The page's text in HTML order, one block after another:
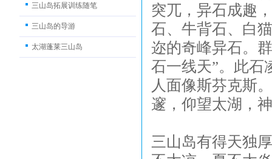
三山岛拓展训练随笔
三山岛的导游
太湖蓬莱三山岛
突兀，异石成趣
石、牛背石、白
迩的奇峰异石。
石一线天”。此石
人面像斯芬克斯
邃，仰望太湖，
三山岛有得天独